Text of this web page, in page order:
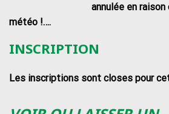
annulée en raison des
météo !….
INSCRIPTION
Les inscriptions sont closes pour